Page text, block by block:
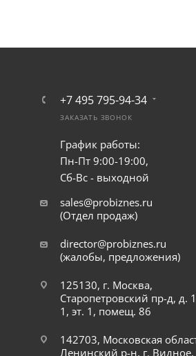
+7 495 795-94-34
ЗАКАЗАТЬ ЗВОНОК
График работы:
Пн-Пт 9:00-19:00,
Сб-Вс - выходной
sales@probiznes.ru
(Отдел продаж)
director@probiznes.ru
(жалобы, предложения)
125130, г. Москва,
Старопетровский пр-д, д.
1, эт. 1, помещ. 86
142703, Московская
Ленинский р-н, г. Видное,